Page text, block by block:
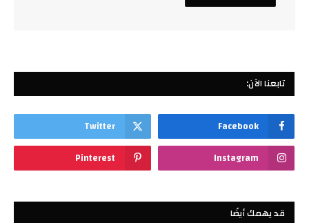
تابعنا الآن:
Facebook
Twitter
Instagram
Pinterest
قد يهمك أيضًا